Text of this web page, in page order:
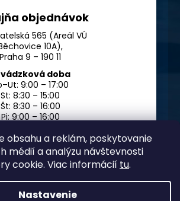
obsahu a reklám, poskytovanie
médií a analýzu návštevnosti
cookie. Viac informácií tu.
Nastavenie
objednávok
565 (Areál VÚ
10A),
Praha 9 – 190 11
doba
9:00 – 17:00
St: 8:30 – 15:00
Št: 8:30 – 16:00
Pi: 9:00 – 16:00